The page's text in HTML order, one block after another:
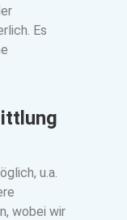
Es
u.a.
wobei wir